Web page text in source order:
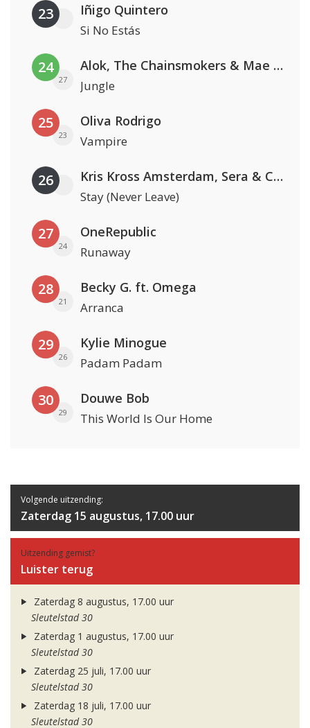
23 Iñigo Quintero
Si No Estás
24
27
Alok, The Chainsmokers & Mae Stephens
Jungle
25
23
Oliva Rodrigo
Vampire
26 Kris Kross Amsterdam, Sera & Conor Maynard
Stay (Never Leave)
27
24
OneRepublic
Runaway
28
21
Becky G. ft. Omega
Arranca
29
26
Kylie Minogue
Padam Padam
30
29
Douwe Bob
This World Is Our Home
Volgende uitzending:
Zaterdag 15 augustus, 17.00 uur
Uitzending gemist?
Luister terug
Zaterdag 8 augustus, 17.00 uur
Sleutelstad 30
Zaterdag 1 augustus, 17.00 uur
Sleutelstad 30
Zaterdag 25 juli, 17.00 uur
Sleutelstad 30
Zaterdag 18 juli, 17.00 uur
Sleutelstad 30